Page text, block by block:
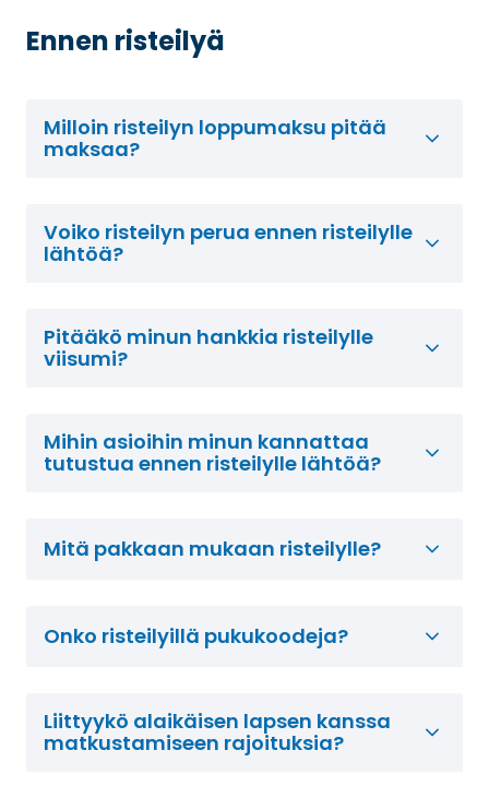
Ennen risteilyä
Milloin risteilyn loppumaksu pitää
maksaa?
Voiko risteilyn perua ennen risteilylle
lähtöä?
Pitääkö minun hankkia risteilylle
viisumi?
Mihin asioihin minun kannattaa
tutustua ennen risteilylle lähtöä?
Mitä pakkaan mukaan risteilylle?
Onko risteilyillä pukukoodeja?
Liittyykö alaikäisen lapsen kanssa
matkustamiseen rajoituksia?